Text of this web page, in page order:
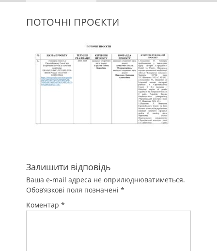
ПОТОЧНІ ПРОЄКТИ
Залишити відповідь
Ваша e-mail адреса не оприлюднюватиметься.
Обов’язкові поля позначені *
Коментар *